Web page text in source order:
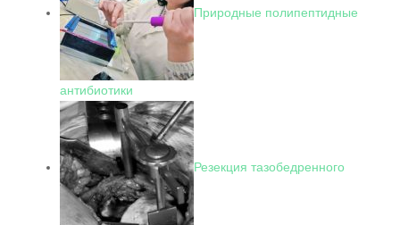
Природные полипептидные
антибиотики
Резекция тазобедренного